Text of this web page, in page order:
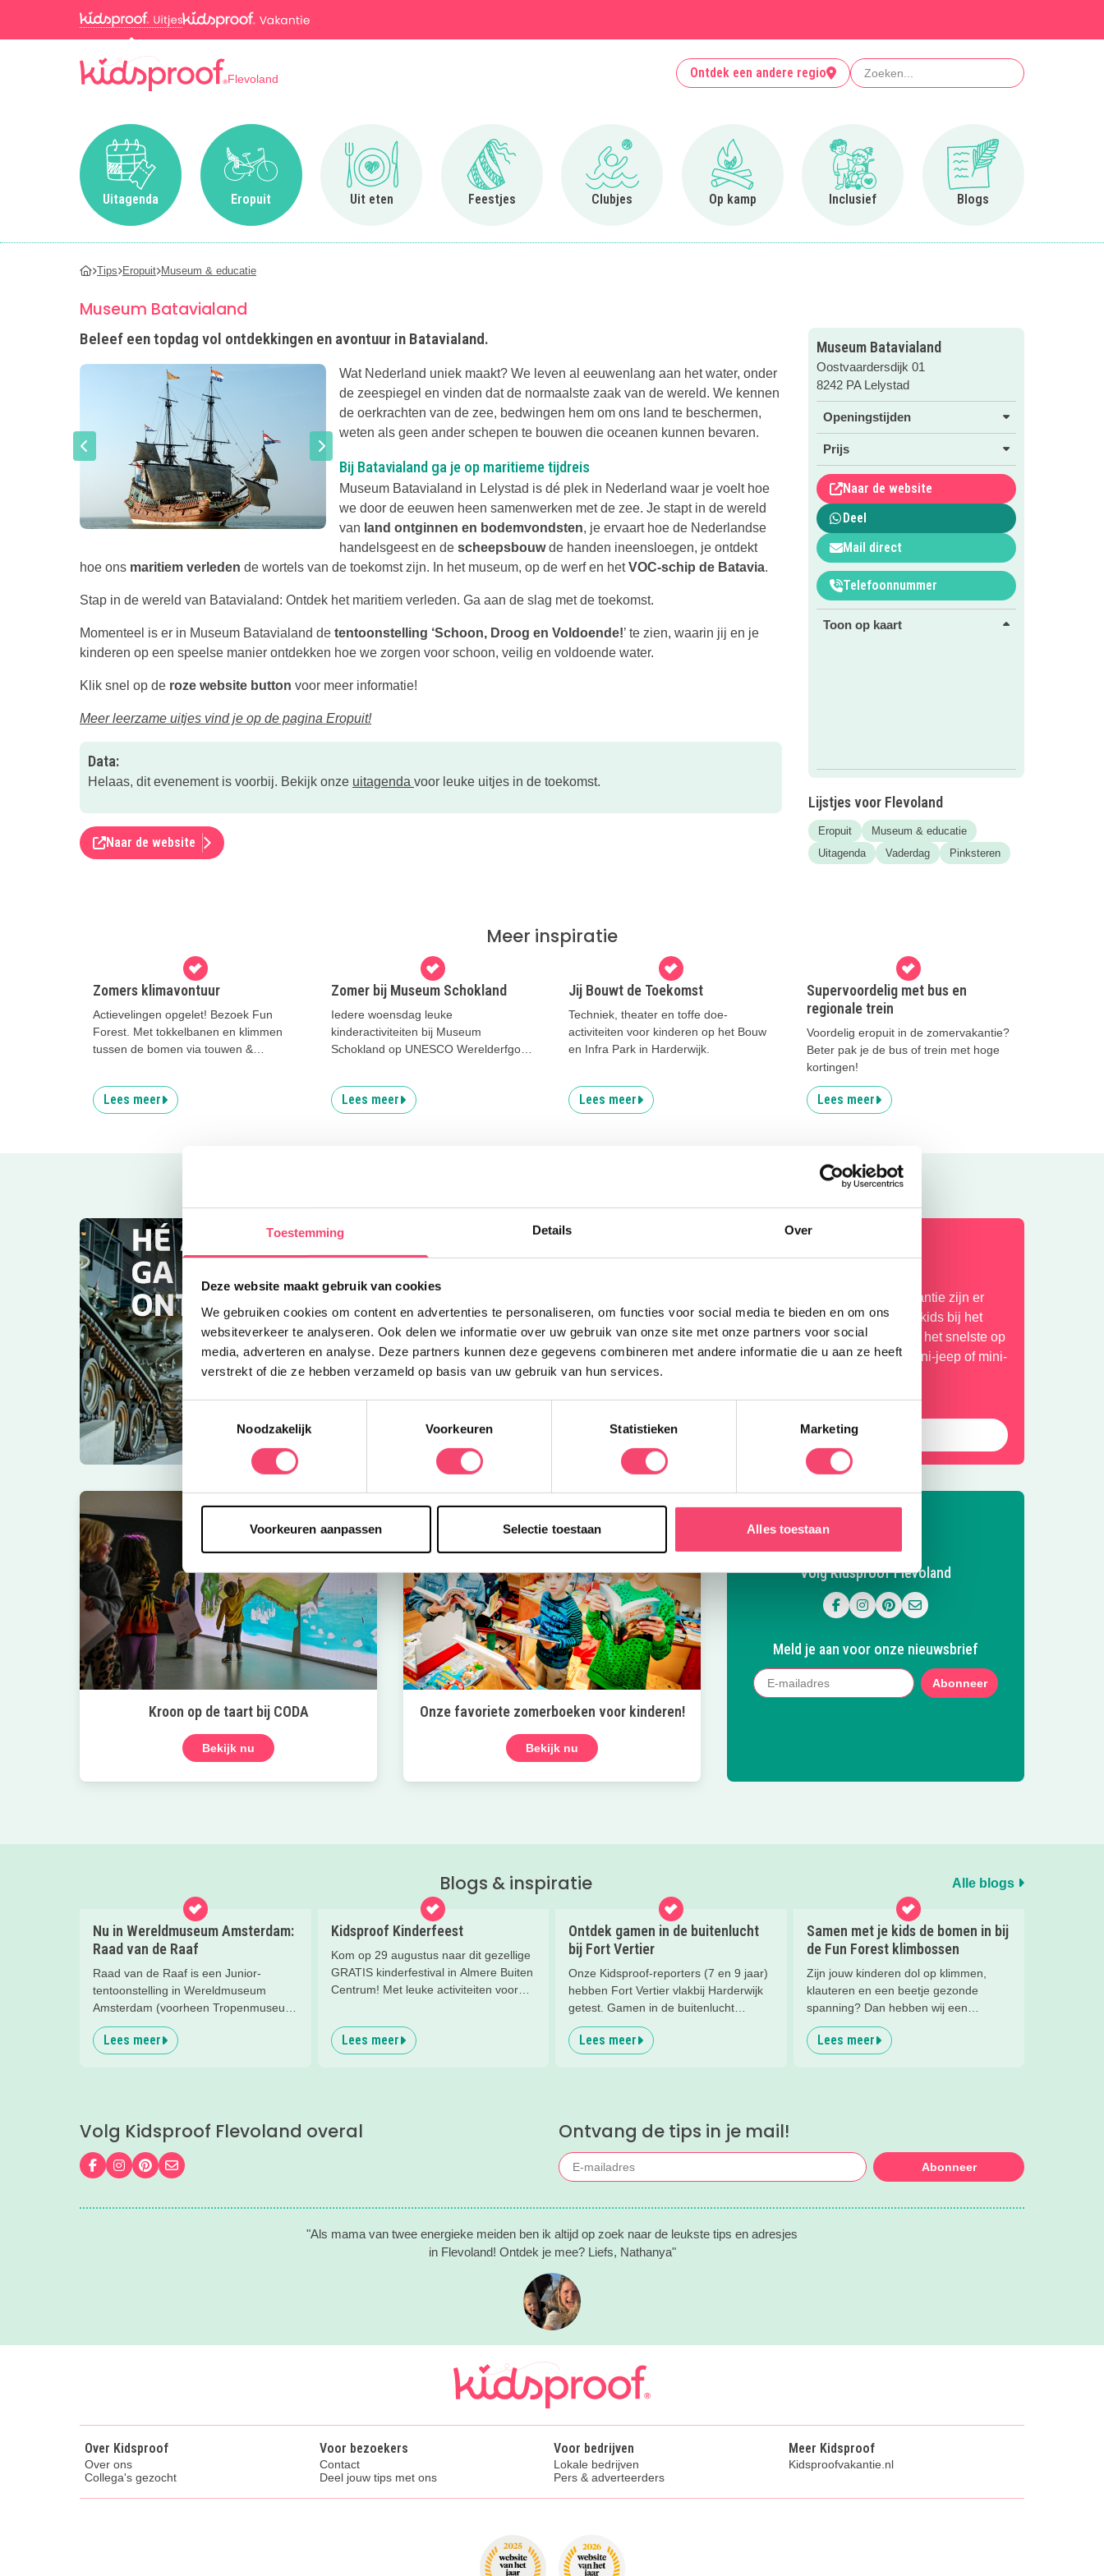
Toestemming Details Over
Deze website maakt gebruik van cookies
We gebruiken cookies om content en advertenties te personaliseren, om functies voor social media te bieden en om ons
websiteverkeer te analyseren. Ook delen we informatie over uw gebruik van onze site met onze partners voor social
media, adverteren en analyse. Deze partners kunnen deze gegevens combineren met andere informatie die u aan ze heeft
verstrekt of die ze hebben verzameld op basis van uw gebruik van hun services.
Toestemmingsselectie
Noodzakelijk
Voorkeuren Statistieken Marketing
Voorkeuren aanpassen Selectie toestaan Alles toestaan
Flevoland Ontdek een andere regio Zoeken
Uitagenda
Ga naar Uitagenda
Eropuit
Ga naar Eropuit
Uit eten
Ga naar Uit eten
Feestjes
Ga naar Feestjes
Clubjes
Ga naar Clubjes
Op kamp
Ga naar Op kamp
Inclusief
Ga naar Inclusief
Blogs
Ga naar Blogs
Tips Eropuit Museum & educatie
Museum Batavialand
Beleef een topdag vol ontdekkingen en avontuur in Batavialand.
Wat Nederland uniek maakt? We leven al eeuwenlang aan het water, onder
de zeespiegel en vinden dat de normaalste zaak van de wereld. We kennen
de oerkrachten van de zee, bedwingen hem om ons land te beschermen,
weten als geen ander schepen te bouwen die oceanen kunnen bevaren.
Bij Batavialand ga je op maritieme tijdreis
Museum Batavialand in Lelystad is dé plek in Nederland waar je voelt hoe
we door de eeuwen heen samenwerken met de zee. Je stapt in de wereld
van land ontginnen en bodemvondsten, je ervaart hoe de Nederlandse
handelsgeest en de scheepsbouwde handen ineensloegen, je ontdekt
hoe ons maritiem verleden de wortels van de toekomst zijn. In het museum, op de werf en hetVOC-schip de Batavia.
Stap in de wereld van Batavialand: Ontdek het maritiem verleden. Ga aan de slag met de toekomst.
Momenteel is er in Museum Batavialand de tentoonstelling ‘Schoon, Droog en Voldoende!’ te zien, waarin jij en je
kinderen op een speelse manier ontdekken hoe we zorgen voor schoon, veilig en voldoende water.
Klik snel op de roze website button voor meer informatie!
Meer leerzame uitjes vind je op de pagina Eropuit!
Data:
Helaas, dit evenement is voorbij. Bekijk onze uitagenda voor leuke uitjes in de toekomst.
Naar de website
Museum Batavialand
Oostvaardersdijk 01
8242 PA Lelystad
Openingstijden
Prijs
Naar de website
Deel
Mail direct
Telefoonnummer
Toon op kaart
Lijstjes voor Flevoland
Eropuit
Museum & educatie
Uitagenda
Vaderdag Pinksteren
Meer inspiratie
Zomers klimavontuur
Actievelingen opgelet! Bezoek Fun
Forest. Met tokkelbanen en klimmen
tussen de bomen via touwen &
Lees meer
Zomer bij Museum Schokland
Iedere woensdag leuke
kinderactiviteiten bij Museum
Schokland op UNESCO Werelderfgoed
Lees meer
Jij Bouwt de Toekomst
Techniek, theater en toffe doe-
activiteiten voor kinderen op het Bouw
en Infra Park in Harderwijk.
Lees meer
Supervoordelig met bus en
regionale trein
Voordelig eropuit in de zomervakantie?
Beter pak je de bus of trein met hoge
kortingen!
Lees meer
Klaar voor actie? In de zomervakantie zijn er
extra veel stoere activiteiten voor kids bij het
Nationaal Militair Museum. Wie is het snelste op
de stormbaan? Rijd zelf in een mini-jeep of mini-
Bekijk het aanbod
Kroon op de taart bij CODA
Bekijk nu
Onze favoriete zomerboeken voor kinderen!
Bekijk nu
Volg Kidsproof Flevoland
Volg ons op Facebook
Volg ons op Instagram
Volg ons op Pinterest
Mail ons
Meld je aan voor onze nieuwsbrief
Abonneer
Blogs & inspiratie Alle blogs
Nu in Wereldmuseum Amsterdam:
Raad van de Raaf
Raad van de Raaf is een Junior-
tentoonstelling in Wereldmuseum
Amsterdam (voorheen Tropenmuseum
Amsterdam). Wat dat precies is gaan
we ontdekken met onze
Lees meer
Kidsproof Kinderfeest
Kom op 29 augustus naar dit gezellige
GRATIS kinderfestival in Almere Buiten
Centrum! Met leuke activiteiten voor
Lees meer
Ontdek gamen in de buitenlucht
bij Fort Vertier
Onze Kidsproof-reporters (7 en 9 jaar)
hebben Fort Vertier vlakbij Harderwijk
getest. Gamen in de buitenlucht
waarbij je direct iets te weten komt
over de Romeinen die hier vroeger
Lees meer
Samen met je kids de bomen in bij
de Fun Forest klimbossen
Zijn jouw kinderen dol op klimmen,
klauteren en een beetje gezonde
spanning? Dan hebben wij een
superleuke tip! Wij gingen op avontuur
bij een klimbos van Fun Forest en heel
Lees meer
Volg Kidsproof Flevoland overal
Volg ons op Facebook
Volg ons op Instagram
Volg ons op Pinterest
Mail ons
Ontvang de tips in je mail!
Abonneer
"Als mama van twee energieke meiden ben ik altijd op zoek naar de leukste tips en adresjes
in Flevoland! Ontdek je mee? Liefs, Nathanya"
Over Kidsproof
Over ons
Collega's gezocht
Voor bezoekers
Contact
Deel jouw tips met ons
Voor bedrijven
Lokale bedrijven
Pers & adverteerders
Meer Kidsproof
Kidsproofvakantie.nl